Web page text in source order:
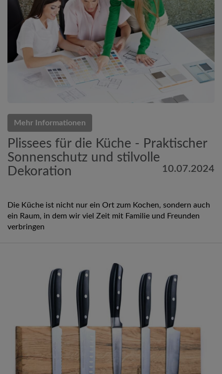
Mehr Informationen
Plissees für die Küche - Praktischer
Sonnenschutz und stilvolle
Dekoration
10.07.2024
Die Küche ist nicht nur ein Ort zum Kochen, sondern auch
ein Raum, in dem wir viel Zeit mit Familie und Freunden
verbringen